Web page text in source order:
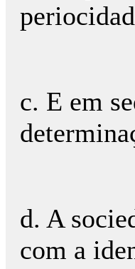
c. E em
d. A
com a